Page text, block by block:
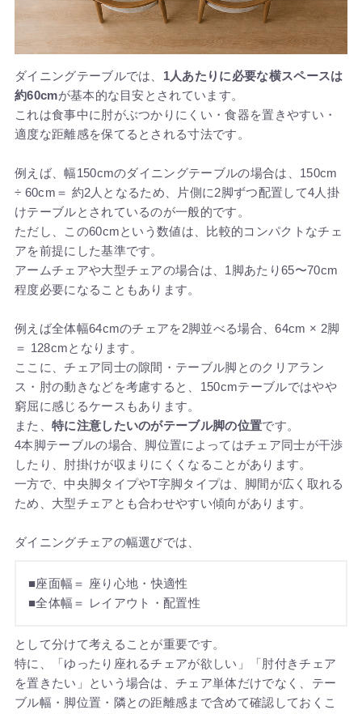
ダイニングテーブルでは、 1人あたりに必要な横スペースは
約60cmが基本的な目安とされています。
これは食事中に肘がぶつかりにくい・食器を置きやすい・
適度な距離感を保てるとされる寸法です。
例えば、幅150cmのダイニングテーブルの場合は、150cm
÷ 60cm＝ 約2人となるため、片側に2脚ずつ配置して4人掛
けテーブルとされているのが一般的です。
ただし、この60cmという数値は、比較的コンパクトなチェ
アを前提にした基準です。
アームチェアや大型チェアの場合は、1脚あたり65〜70cm
程度必要になることもあります。
例えば全体幅64cmのチェアを2脚並べる場合、64cm × 2脚
＝ 128cmとなります。
ここに、チェア同士の隙間・テーブル脚とのクリアラン
ス・肘の動きなどを考慮すると、150cmテーブルではやや
窮屈に感じるケースもあります。
また、 特に注意したいのがテーブル脚の位置です。
4本脚テーブルの場合、脚位置によってはチェア同士が干渉
したり、肘掛けが収まりにくくなることがあります。
一方で、中央脚タイプやT字脚タイプは、脚間が広く取れる
ため、大型チェアとも合わせやすい傾向があります。
ダイニングチェアの幅選びでは、
■座面幅＝ 座り心地・快適性
■全体幅＝ レイアウト・配置性
として分けて考えることが重要です。
特に、「ゆったり座れるチェアが欲しい」「肘付きチェア
を置きたい」という場合は、チェア単体だけでなく、テー
ブル幅・脚位置・隣との距離感まで含めて確認しておくこ